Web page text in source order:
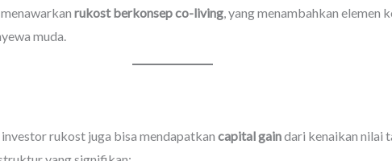
rukost berkonsep co-living, yang menambahkan elemen
muda.
rukost juga bisa mendapatkan capital gaindari kenaikan nilai